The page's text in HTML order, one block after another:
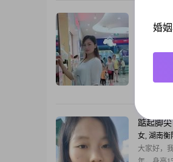
女, 湖南
前月收入
历是中专
自己的专
声
踮起脚尖
女, 湖南衡
大家好，
婚姻